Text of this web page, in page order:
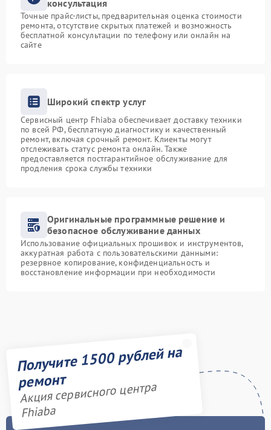
консультация
Точные прайс-листы, предварительная оценка стоимости
ремонта, отсутствие скрытых платежей и возможность
бесплатной консультации по телефону или онлайн на
сайте
Широкий спектр услуг
Сервисный центр Fhiaba обеспечивает доставку техники
по всей РФ, бесплатную диагностику и качественный
ремонт, включая срочный ремонт. Клиенты могут
отслеживать статус ремонта онлайн. Также
предоставляется постгарантийное обслуживание для
продления срока службы техники
Оригинальные программные решение и
безопасное обслуживание данных
Использование официальных прошивок и инструментов,
аккуратная работа с пользовательскими данными:
резервное копирование, конфиденциальность и
восстановление информации при необходимости
Получите 1500 рублей на
ремонт
Акция сервисного центра
Fhiaba